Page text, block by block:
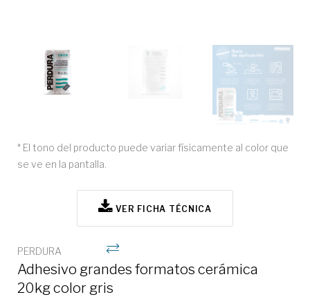
* El tono del producto puede variar físicamente al color que
se ve en la pantalla.
VER FICHA TÉCNICA
PERDURA
Adhesivo grandes formatos cerámica
20kg color gris